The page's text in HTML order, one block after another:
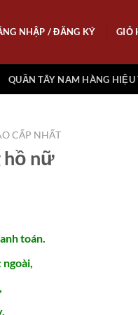
NHẬP / ĐĂNG KÝ GIỎ
QUẦN TÂY NAM HÀNG HIỆU
CẤP NHẤT
hồ nữ
toán.